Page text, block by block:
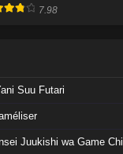
7.98
Suu Futari
wa Game Chishiki de Musou suru